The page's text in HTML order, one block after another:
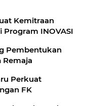
Kemitraan
INOVASI
Pembentukan
Remaja
Perkuat
FK